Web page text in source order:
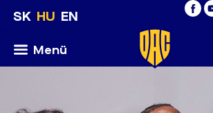
SK HU EN
Menü